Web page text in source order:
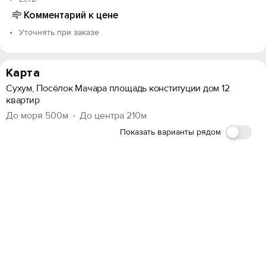
Комментарий к цене
Уточнять при заказе
Карта
Сухум, Посёлок Мачара площадь конституции дом 12
квартир
До моря 500м
До центра 210м
Показать варианты рядом